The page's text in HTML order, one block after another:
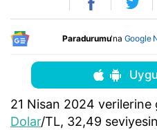
Paradurumu'na Google
21 Nisan 2024 verilerine
Dolar/TL, 32,49